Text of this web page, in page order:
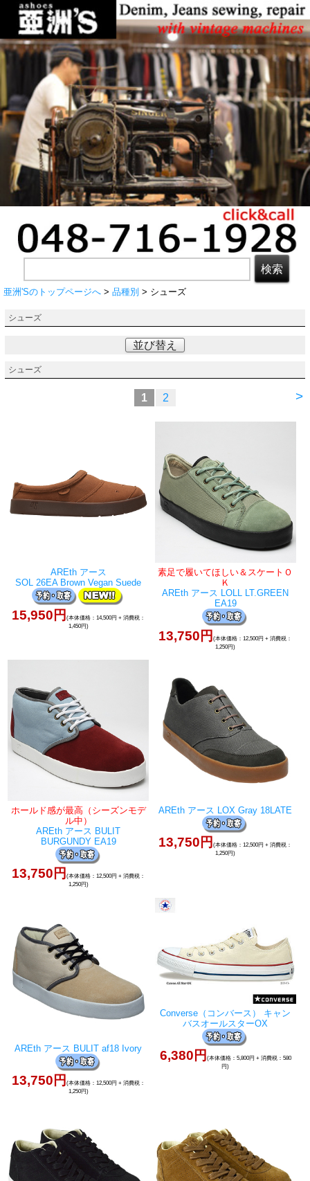
亜洲'Sのトップページへ > 品種別 > シューズ
シューズ
並び替え
シューズ
>
1 2
AREth アース
SOL 26EA Brown Vegan Suede
15,950円 (本体価格：14,500円 + 消費税：
1,450円)
素足で履いてほしい＆スケートＯ
Ｋ
AREth アース LOLL LT.GREEN
EA19
13,750円(本体価格：12,500円 + 消費税：
1,250円)
ホールド感が最高（シーズンモデ
ル中）
AREth アース BULIT
BURGUNDY EA19
13,750円 (本体価格：12,500円 + 消費税：
1,250円)
AREth アース LOX Gray 18LATE
13,750円(本体価格：12,500円 + 消費税：
1,250円)
AREth アース BULIT af18 Ivory
13,750円 (本体価格：12,500円 + 消費税：
1,250円)
Converse（コンバース） キャン
バスオールスターOX
6,380円 (本体価格：5,800円 + 消費税：580
円)